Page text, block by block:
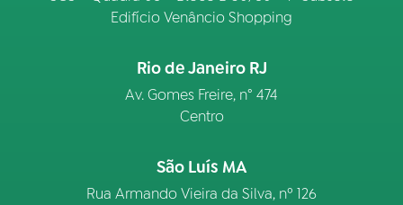
Edifício Venâncio Shopping
Rio de Janeiro RJ
Av. Gomes Freire, n° 474
Centro
São Luís MA
Rua Armando Vieira da Silva, nº 126